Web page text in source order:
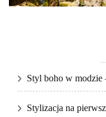
Styl boho w modzie
Stylizacja na